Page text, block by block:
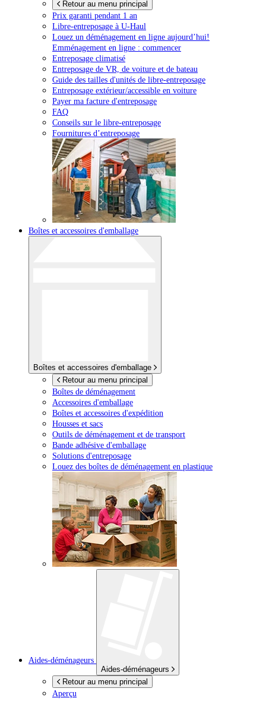
Retour au menu principal
Prix garanti pendant 1 an
Libre-entreposage à U-Haul
Louez un déménagement en ligne aujourd’hui!
Emménagement en ligne : commencer
Entreposage climatisé
Entreposage de VR, de voiture et de bateau
Guide des tailles d'unités de libre-entreposage
Entreposage extérieur/accessible en voiture
Payer ma facture d'entreposage
FAQ
Conseils sur le libre-entreposage
Fournitures d’entreposage
Boîtes et accessoires d'emballage
Boîtes et accessoires d'emballage
Retour au menu principal
Boîtes de déménagement
Accessoires d'emballage
Boîtes et accessoires d'expédition
Housses et sacs
Outils de déménagement et de transport
Bande adhésive d'emballage
Solutions d'entreposage
Louez des boîtes de déménagement en plastique
Aides-déménageurs
Aides-déménageurs
Retour au menu principal
Aperçu